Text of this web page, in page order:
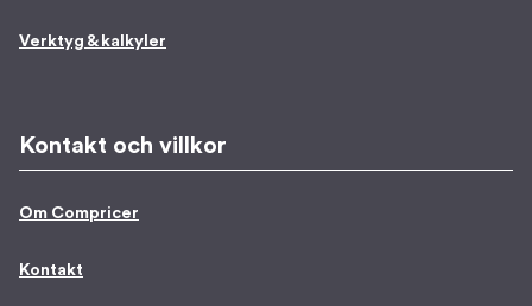
Verktyg & kalkyler
Kontakt och villkor
Om Compricer
Kontakt